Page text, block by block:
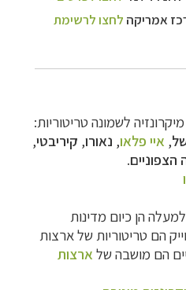
לשמונה טריטוריות:
, איי פלאו, נאורו, קיריבטי,
הצפוניים.
הן כיום מדינות
הם טריטוריות של ארצות
הם מושבה של ארצות